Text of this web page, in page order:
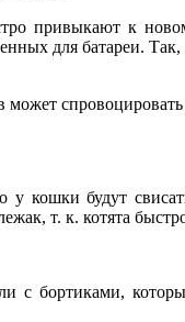
привыкают к
для батареи.
кошки будут
т. к. котята
с бортиками,